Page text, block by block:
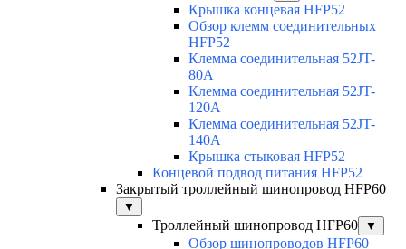
Крышка концевая HFP52
Обзор клемм соединительных
HFP52
Клемма соединительная 52JT-
80A
Клемма соединительная 52JT-
120A
Клемма соединительная 52JT-
140A
Крышка стыковая HFP52
Концевой подвод питания HFP52
Закрытый троллейный шинопровод HFP60
▼
Троллейный шинопровод HFP60 ▼
Обзор шинопроводов HFP60